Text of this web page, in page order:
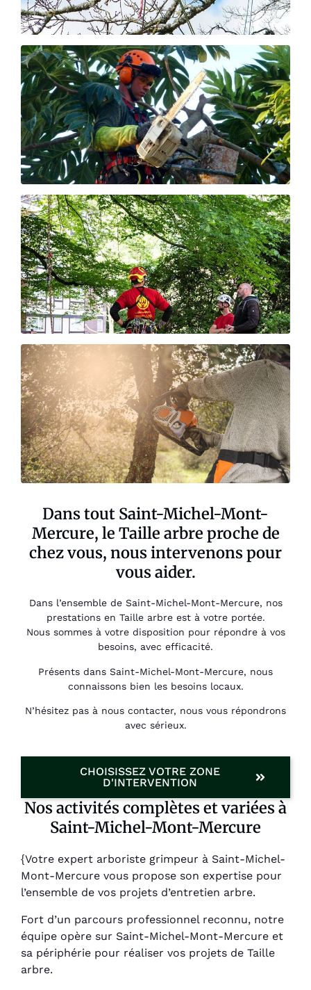
Dans tout Saint-Michel-Mont-
Mercure, le Taille arbre proche de
chez vous, nous intervenons pour
vous aider.
Dans l’ensemble de Saint-Michel-Mont-Mercure, nos
prestations en Taille arbre est à votre portée.
Nous sommes à votre disposition pour répondre à vos
besoins, avec efficacité.
Présents dans Saint-Michel-Mont-Mercure, nous
connaissons bien les besoins locaux.
N’hésitez pas à nous contacter, nous vous répondrons
avec sérieux.
CHOISISSEZ VOTRE ZONE
D'INTERVENTION
Nos activités complètes et variées à
Saint-Michel-Mont-Mercure
{Votre expert arboriste grimpeur à Saint-Michel-
Mont-Mercure vous propose son expertise pour
l’ensemble de vos projets d’entretien arbre.
Fort d’un parcours professionnel reconnu, notre
équipe opère sur Saint-Michel-Mont-Mercure et
sa périphérie pour réaliser vos projets de Taille
arbre.